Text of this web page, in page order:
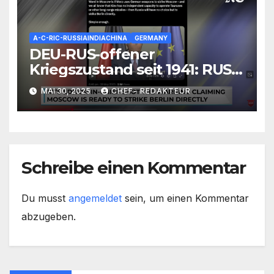
A-C-RIC-RUSSIAINDIACHINA GERMANY
DEU-RUS-offener
Kriegszustand seit 1941: RUS
reagiert auf
Völkerrechtslage, droht mit
Angriff
MAI 30, 2025 CHEF- REDAKTEUR
Schreibe einen Kommentar
Du musst angemeldet sein, um einen Kommentar
abzugeben.